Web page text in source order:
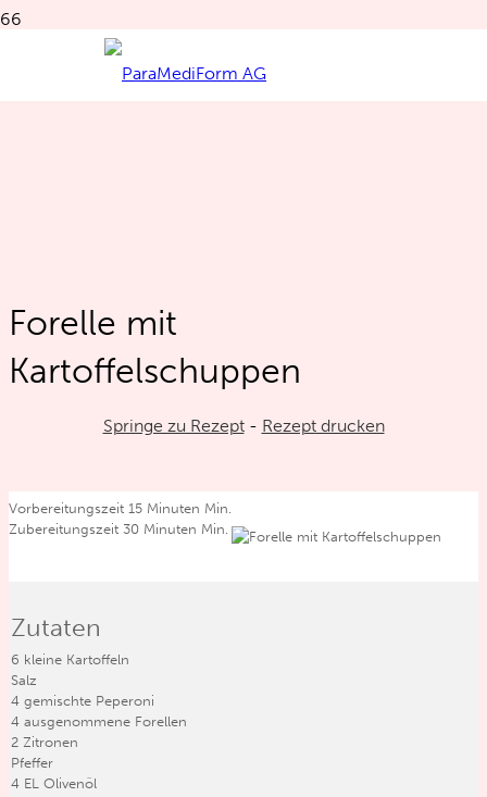
Forelle mit
Kartoffelschuppen
Springe zu Rezept- Rezept drucken
Vorbereitungszeit 15 Minuten Min.
Zubereitungszeit 30 Minuten Min.
Zutaten
6 kleine Kartoffeln
Salz
4 gemischte Peperoni
4 ausgenommene Forellen
2 Zitronen
Pfeffer
4 EL Olivenöl